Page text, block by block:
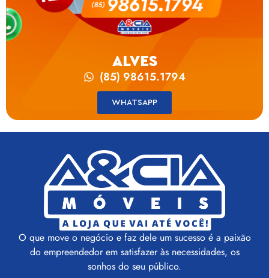
ALVES
(85) 98615.1794
WHATSAPP
O que move o negócio e faz dele um sucesso é a paixão
do empreendedor em satisfazer às necessidades, os
sonhos do seu público.